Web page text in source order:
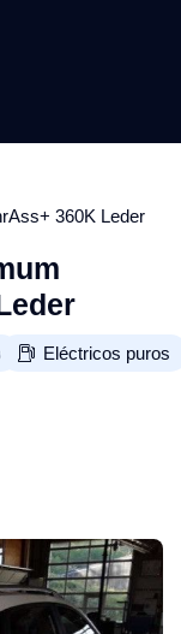
360K Leder
Eléctricos puros